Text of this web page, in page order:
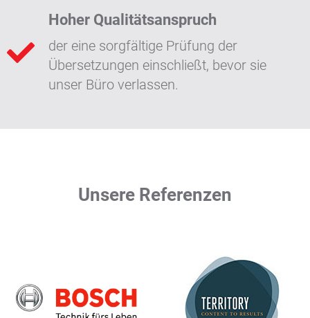
Hoher Qualitätsanspruch
der eine sorgfältige Prüfung der
Übersetzungen einschließt, bevor sie
unser Büro verlassen.
Unsere Referenzen